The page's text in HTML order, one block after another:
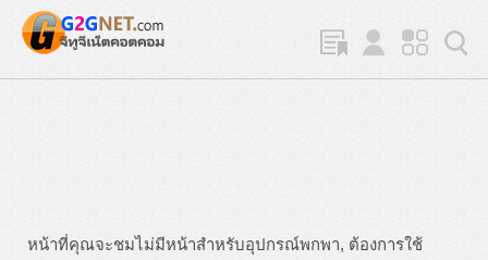
หน้าที่คุณจะชมไม่มีหน้าสำหรับอุปกรณ์พกพา, ต้องการใช้